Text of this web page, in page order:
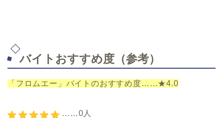
バイトおすすめ度（参考）
「フロムエー」バイトのおすすめ度……★4.0
……0人